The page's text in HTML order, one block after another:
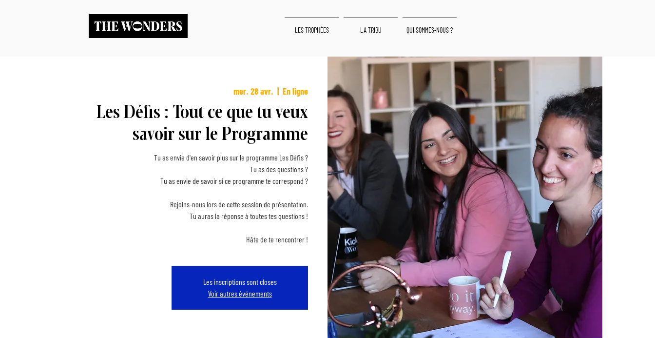
LES TROPHÉES LA TRIBU QUI SOMMES-NOUS ?
mer. 28 avr. En ligne
Les Défis : Tout ce que tu veux
savoir sur le Programme
Tu as envie d'en savoir plus sur le programme Les Défis ?
Tu as des questions ?
Tu as envie de savoir si ce programme te correspond ?
Rejoins-nous lors de cette session de présentation.
Tu auras la réponse à toutes tes questions !
Hâte de te rencontrer !
Les inscriptions sont closes
Voir autres événements